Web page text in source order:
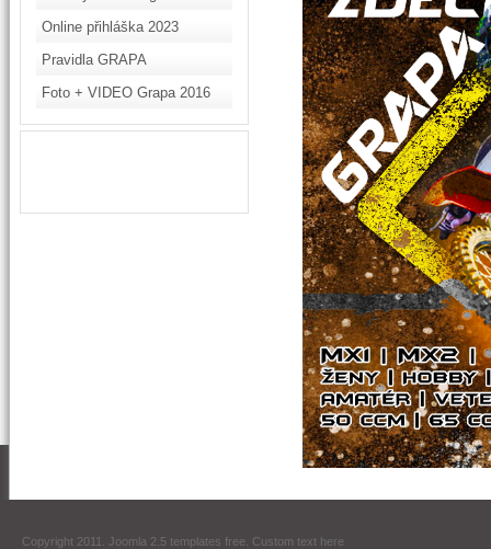
Online přihláška 2023
Pravidla GRAPA
Foto + VIDEO Grapa 2016
Copyright 2011. Joomla 2.5 templates free . Custom text here